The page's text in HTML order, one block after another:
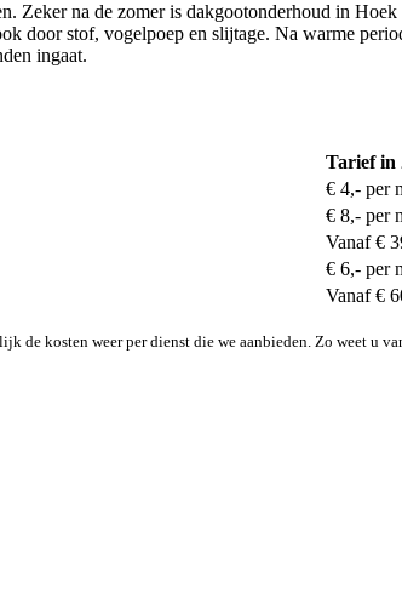
Zeker na de zomer is dakgootonderhoud in
door stof, vogelpoep en slijtage. Na warme
ingaat.
Tarief in
€ 4,- per
€ 8,- per
Vanaf €
€ 6,- per
Vanaf €
de kosten weer per dienst die we aanbieden. Zo weet u